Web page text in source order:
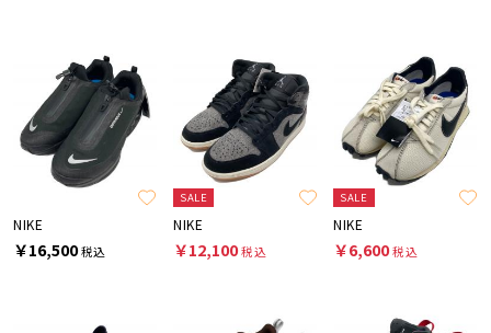
NIKE
￥16,500税込
SALE
NIKE
￥12,100税込
SALE
NIKE
￥6,600税込